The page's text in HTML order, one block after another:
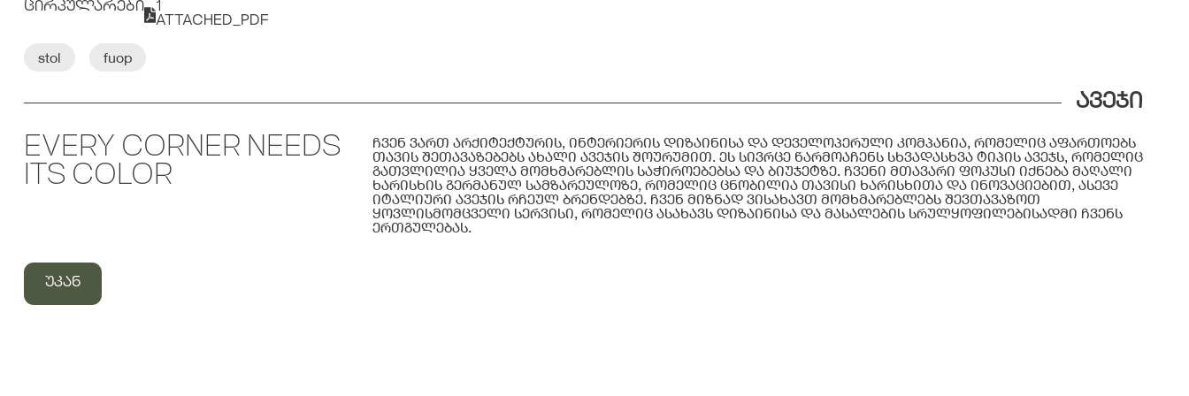
ᲪᲘᲠᲙᲣᲚᲐᲠᲔᲑᲘ
1
ATTACHED_PDF
stol fuop
ᲐᲕᲔᲯᲘ
EVERY CORNER NEEDS
ITS COLOR
ჩვენ ვართ არქიტექტურის, ინტერიერის დიზაინისა და დეველოპერული კომპანია, რომელიც აფართოებს
თავის შეთავაზებებს ახალი ავეჯის შოურუმით. ეს სივრცე წარმოაჩენს სხვადასხვა ტიპის ავეჯს, რომელიც
გათვლილია ყველა მომხმარებლის საჭიროებებსა და ბიუჯეტზე. ჩვენი მთავარი ფოკუსი იქნება მაღალი
ხარისხის გერმანულ სამზარეულოზე, რომელიც ცნობილია თავისი ხარისხითა და ინოვაციებით, ასევე
იტალიური ავეჯის რჩეულ ბრენდებზე. ჩვენ მიზნად ვისახავთ მომხმარებლებს შევთავაზოთ
ყოვლისმომცველი სერვისი, რომელიც ასახავს დიზაინისა და მასალების სრულყოფილებისადმი ჩვენს
ერთგულებას.
ᲣᲙᲐᲜ